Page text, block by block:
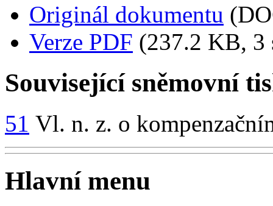
Originál dokumentu
Verze PDF (237.2 KB, 3
Související sněmovní
51 Vl. n. z. o
Hlavní menu